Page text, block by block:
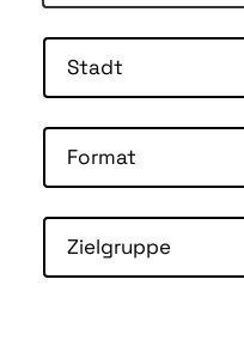
Stadt
Format
Zielgruppe